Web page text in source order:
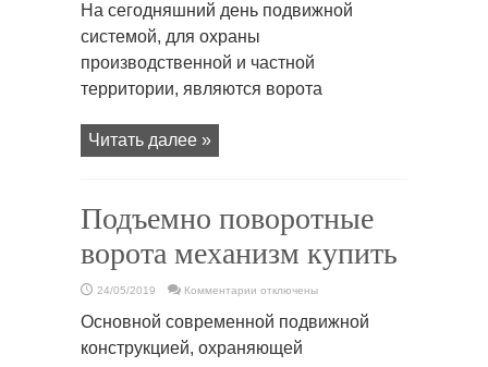
поворотные
На сегодняшний день подвижной
системой, для охраны
производственной и частной
территории, являются ворота
Читать далее »
Подъемно поворотные
ворота механизм купить
24/05/2019 Комментарии
Подъемно
поворотные
механизм
купить
отключены
Основной современной подвижной
конструкцией, охраняющей